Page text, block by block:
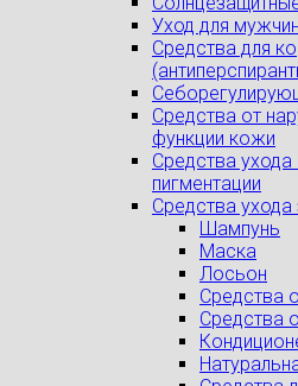
Уход для мужчин
Средства для
Средства от
функции кожи
Средства
пигментации
Средства
Шампунь
Маска
Лосьон
Средства
Средства